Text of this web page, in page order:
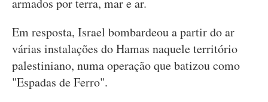
armados por terra, mar e ar.
Em resposta, Israel bombardeou a partir do ar
várias instalações do Hamas naquele território
palestiniano, numa operação que batizou como
"Espadas de Ferro".